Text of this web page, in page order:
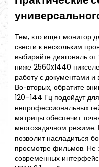
Тем, кто ищет монитор
свести к нескольким
выбирайте диагональ
ниже 2560x1440
работу с документами и
Во-вторых, обратите
120–144 Гц подойдут
непрофессиональных
матрицы обеспечит
многозадачном режиме.
позволит насладиться
просмотре фильмов. Не
современных